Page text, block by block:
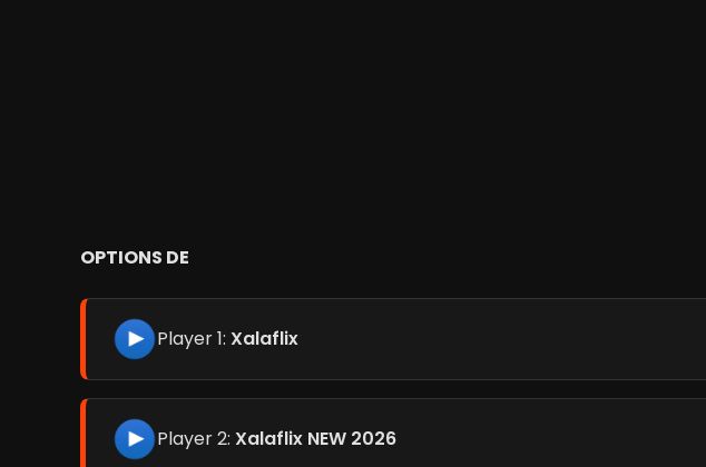
OPTIONS DE
Player 1: Xalaflix
Player 2: Xalaflix NEW 2026